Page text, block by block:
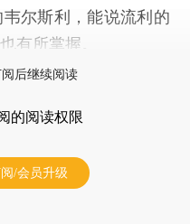
尔斯利，能说流利的
有所掌握。
后继续阅读
的阅读权限
/会员升级